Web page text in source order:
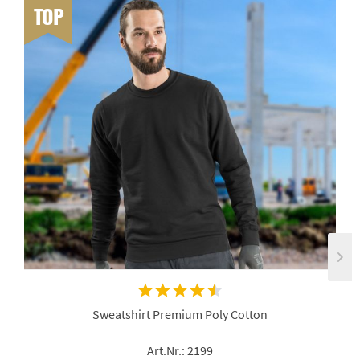
TOP
Sweatshirt Premium Poly Cotton
Art.Nr.: 2199